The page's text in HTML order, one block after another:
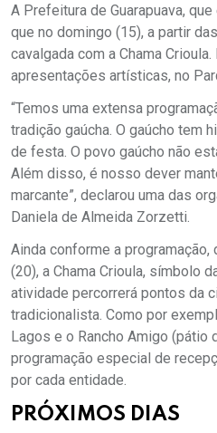
A Prefeitura de Guarapuava,
que no domingo (15), a partir
cavalgada com a Chama
apresentações artísticas, no
“Temos uma extensa
tradição gaúcha. O gaúcho tem
de festa. O povo gaúcho não
Além disso, é nosso dever
marcante”, declarou uma das
Daniela de Almeida Zorzetti.
Ainda conforme a
(20), a Chama Crioula, símbolo
atividade percorrerá pontos da
tradicionalista. Como por
Lagos e o Rancho Amigo (pátio
programação especial de
por cada entidade.
PRÓXIMOS DIAS